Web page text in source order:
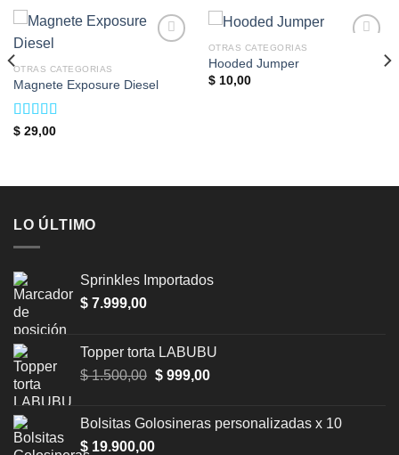
OTRAS CATEGORIAS
Magnete Exposure Diesel
Valorado en
$29,00
OTRAS CATEGORIAS
Hooded Jumper
$10,00
LO ÚLTIMO
Sprinkles Importados
$ 7.999,00
Topper torta LABUBU
$1.500,00 Original
$ 1.500,00.
$999,00Current
$ 999,00.
Bolsitas Golosineras personalizadas x 10
$ 19.900,00